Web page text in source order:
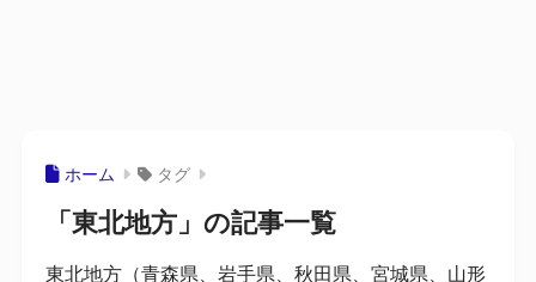
ホーム タグ
「東北地方」の記事一覧
東北地方（青森県、岩手県、秋田県、宮城県、山形